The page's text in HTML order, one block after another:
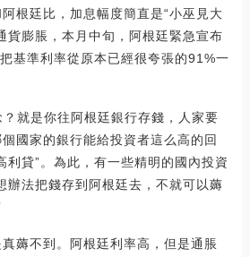
根廷比，加息幅度簡直是“小巫見大
貨膨脹，本月中旬，阿根廷緊急宣布
基準利率從原本已經很夸張的91%一
就是你往阿根廷銀行存錢，人家要
國家的銀行能給投資者這么高的回
利貸”。為此，有一些精明的國內投資
辦法把錢存到阿根廷去，不就可以薅
薅不到。阿根廷利率高，但是通脹